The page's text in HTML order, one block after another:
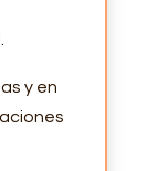
y en